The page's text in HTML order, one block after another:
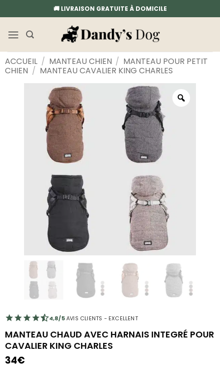
au
contenu
🚚 LIVRAISON GRATUITE À DOMICILE
ACCUEIL / MANTEAU CHIEN / MANTEAU POUR PETIT
CHIEN / MANTEAU CAVALIER KING CHARLES
4,8/5AVIS CLIENTS - EXCELLENT
MANTEAU CHAUD AVEC HARNAIS INTEGRÉ POUR
CAVALIER KING CHARLES
34€